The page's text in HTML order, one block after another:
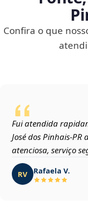
Confira o que
Fui atendida
José dos
atenciosa, serviço
RV Rafaela V.